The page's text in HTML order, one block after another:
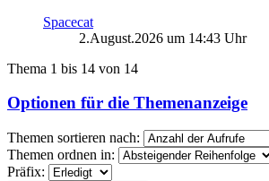
Spacecat
2.August.2026 um 14:43 Uhr
Thema 1 bis 14 von 14
Optionen für die Themenanzeige
Themen sortieren nach:
Themen ordnen in:
Präfix: